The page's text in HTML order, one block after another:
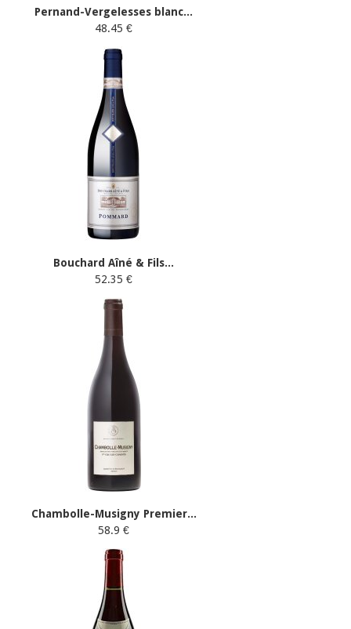
Pernand-Vergelesses blanc...
48.45 €
Bouchard Aîné & Fils...
52.35 €
Chambolle-Musigny Premier...
58.9 €